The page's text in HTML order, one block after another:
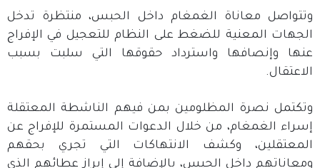
وتتواصل معاناة الغمغام داخل الحبس، منتظرة تدخل
الجهات المعنية للضغط على النظام للتعجيل في الإفراج
عنها وإنصافها واسترداد حقوقها التي سلبت بسبب
الاعتقال.
وتكتمل نصرة المظلومين بمن فيهم الناشطة المعتقلة
إسراء الغمغام، من خلال الدعوات المستمرة للإفراج عن
المعتقلين، وكشف الانتهاكات التي تجري بحقهم
ومعاناتهم داخل الحبس، بالإضافة إلى إبراز عطائهم الذي